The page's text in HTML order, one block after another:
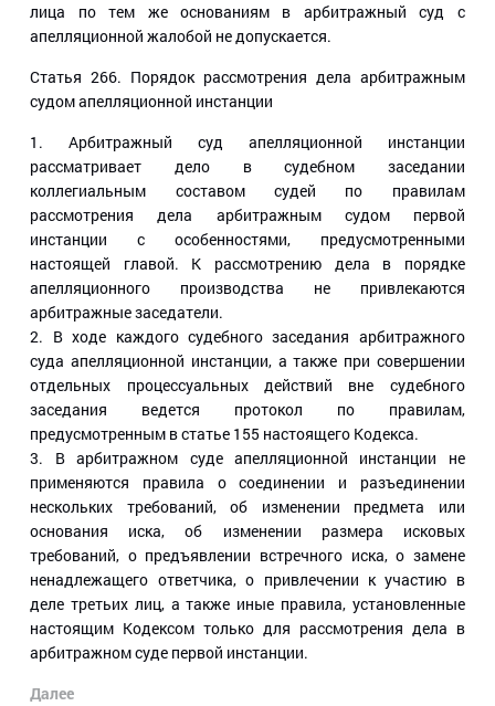
лица по тем же основаниям в арбитражный суд с
апелляционной жалобой не допускается.
Статья 266. Порядок рассмотрения дела арбитражным
судом апелляционной инстанции
1. Арбитражный суд апелляционной инстанции
рассматривает дело в судебном заседании
коллегиальным составом судей по правилам
рассмотрения дела арбитражным судом первой
инстанции с особенностями, предусмотренными
настоящей главой. К рассмотрению дела в порядке
апелляционного производства не привлекаются
арбитражные заседатели.
2. В ходе каждого судебного заседания арбитражного
суда апелляционной инстанции, а также при совершении
отдельных процессуальных действий вне судебного
заседания ведется протокол по правилам,
предусмотренным в статье 155 настоящего Кодекса.
3. В арбитражном суде апелляционной инстанции не
применяются правила о соединении и разъединении
нескольких требований, об изменении предмета или
основания иска, об изменении размера исковых
требований, о предъявлении встречного иска, о замене
ненадлежащего ответчика, о привлечении к участию в
деле третьих лиц, а также иные правила, установленные
настоящим Кодексом только для рассмотрения дела в
арбитражном суде первой инстанции.
Далее